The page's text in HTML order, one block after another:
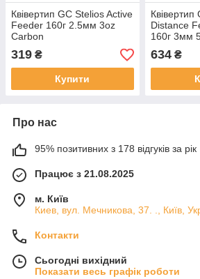
Квівертип GC Stelios Active
Feeder 160г 2.5мм 3oz
Carbon
319 ₴
Купити
Квівертип
Distance
160г 3мм
634₴
Про нас
95% позитивних з 178 відгуків за рік
Працює з 21.08.2025
м. Київ
Киев, вул. Мечникова, 37. ., Київ,
Контакти
Сьогодні вихідний
Показати весь графік роботи